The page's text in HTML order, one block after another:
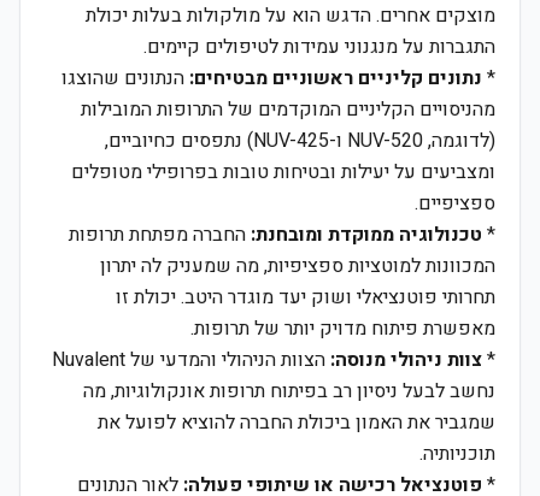
מוצקים אחרים. הדגש הוא על מולקולות בעלות יכולת
התגברות על מנגנוני עמידות לטיפולים קיימים.
* נתונים קליניים ראשוניים מבטיחים: הנתונים שהוצגו
מהניסויים הקליניים המוקדמים של התרופות המובילות
(לדוגמה, NUV-520 ו-NUV-425) נתפסים כחיוביים,
ומצביעים על יעילות ובטיחות טובות בפרופילי מטופלים
ספציפיים.
* טכנולוגיה ממוקדת ומובחנת: החברה מפתחת תרופות
המכוונות למוטציות ספציפיות, מה שמעניק לה יתרון
תחרותי פוטנציאלי ושוק יעד מוגדר היטב. יכולת זו
מאפשרת פיתוח מדויק יותר של תרופות.
*צוות ניהולי מנוסה:
הצוות הניהולי והמדעי של Nuvalent
נחשב לבעל ניסיון רב בפיתוח תרופות אונקולוגיות, מה
שמגביר את האמון ביכולת החברה להוציא לפועל את
תוכניותיה.
* פוטנציאל רכישה או שיתופי פעולה: לאור הנתונים